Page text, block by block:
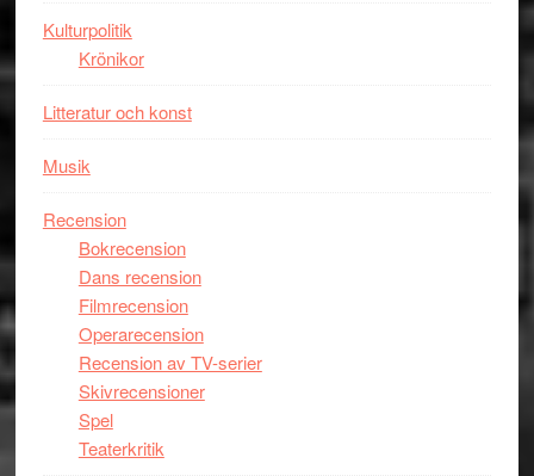
Kulturpolitik
Krönikor
Litteratur och konst
Musik
Recension
Bokrecension
Dans recension
Filmrecension
Operarecension
Recension av TV-serier
Skivrecensioner
Spel
Teaterkritik